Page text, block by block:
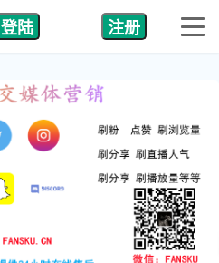
登陆 注册